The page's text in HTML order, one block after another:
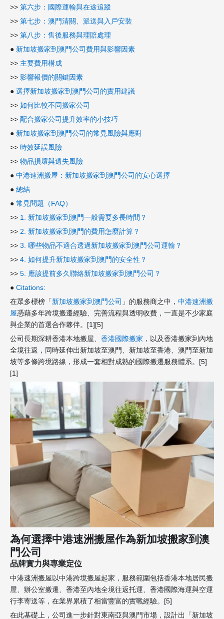
>> 第六步：國際運輸與在途追蹤
>> 第七步：澳門清關、派送與入戶安裝
>> 第八步：售後服務與理賠處理
● 新加坡搬家到澳門公司費用與影響因素
>> 主要費用構成
>> 影響報價的關鍵因素
● 選擇新加坡搬家到澳門公司的實用建議
>> 如何比較不同搬家公司
>> 配合搬家公司提升效率的小技巧
● 新加坡搬家到澳門公司的常見風險與應對
>> 時效延誤風險
>> 物品損壞與遺失風險
● 中港速洲搬屋：新加坡搬家到澳門公司的安心選擇
● 總結
● 常見問題（FAQ）
>> 1. 新加坡搬家到澳門一般需要多長時間？
>> 2. 新加坡搬家到澳門的費用怎麼計算？
>> 3. 哪些物品不適合透過新加坡搬家到澳門公司運輸？
>> 4. 如何提升新加坡搬家到澳門的安全性？
>> 5. 應該提前多久聯絡新加坡搬家到澳門公司？
● Citations:
在眾多標榜「新加坡搬家到澳門公司 」的服務商之中， 中港速洲搬
屋憑藉多年跨境搬遷經驗、完善流程與透明收費，一直是不少家庭
與企業的首選合作夥伴。[1][5]
公司長期深耕香港本地搬屋、 香港國際搬家 ，以及香港搬家到內地
全境往返，同時延伸出新加坡至澳門、新加坡至香港、澳門至新加
坡等多條跨境路線，形成一套相對成熟的國際搬遷服務體系。[5]
[1]
為何選擇中港速洲搬屋作為新加坡搬家到澳
門公司
品牌實力與專業定位
中港速洲搬屋以中港跨境搬屋起家，服務範圍包括香港本地居民搬
屋、辦公室搬遷、香港至內地全境往返托運、香港國際海運與空運
行李寄送等，在業界累積了相當豐富的實戰經驗。[5]
在此基礎上，公司進一步針對東南亞與澳門市場，設計出「新加坡